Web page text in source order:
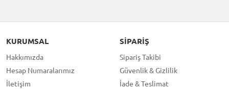
KURUMSAL
Hakkımızda
Hesap Numaralarımız
İletişim
SIPARIŞ
Sipariş Takibi
Güvenlik & Gizlilik
İade & Teslimat